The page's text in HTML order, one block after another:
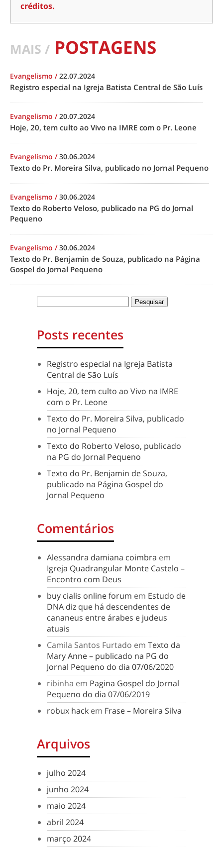
créditos.
MAIS / POSTAGENS
Evangelismo /22.07.2024
Registro especial na Igreja Batista Central de São Luís
Evangelismo /20.07.2024
Hoje, 20, tem culto ao Vivo na IMRE com o Pr. Leone
Evangelismo /30.06.2024
Texto do Pr. Moreira Silva, publicado no Jornal Pequeno
Evangelismo /30.06.2024
Texto do Roberto Veloso, publicado na PG do Jornal
Pequeno
Evangelismo /30.06.2024
Texto do Pr. Benjamin de Souza, publicado na Página
Gospel do Jornal Pequeno
Posts recentes
Registro especial na Igreja Batista
Central de São Luís
Hoje, 20, tem culto ao Vivo na IMRE
com o Pr. Leone
Texto do Pr. Moreira Silva, publicado
no Jornal Pequeno
Texto do Roberto Veloso, publicado
na PG do Jornal Pequeno
Texto do Pr. Benjamin de Souza,
publicado na Página Gospel do
Jornal Pequeno
Comentários
Alessandra damiana coimbra em
Igreja Quadrangular Monte Castelo –
Encontro com Deus
buy cialis online forum em Estudo de
DNA diz que há descendentes de
cananeus entre árabes e judeus
atuais
Camila Santos Furtado em Texto da
Mary Anne – publicado na PG do
Jornal Pequeno do dia 07/06/2020
ribinha em Pagina Gospel do Jornal
Pequeno do dia 07/06/2019
robux hack em Frase – Moreira Silva
Arquivos
julho 2024
junho 2024
maio 2024
abril 2024
março 2024